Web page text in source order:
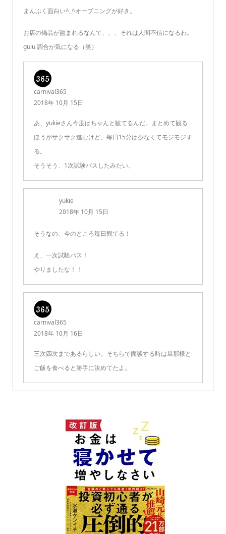
まんぷく面白い^_^オープニングが好き。
お店の備品が盗まれるなんて、、、それは人間不信になるわ。
gulu 調合が気になる（笑）
carnival365
2018年 10月 15日
あ、yukieさん今度はちゃんと観てるんだ。まとめて観る
ほうがサクサク進むけど、毎日15分は少なくてモジモジす
る。
そうそう、1次試験パスしたみたい。
yukie
2018年 10月 15日
そうなの、今のところ毎日観てる！
え、一次試験パス！
やりましたな！！
carnival365
2018年 10月 16日
三次四次まであるらしい。そちらで面談する時は旦那様と
ご飯を食べると勝手に決めてたよ。